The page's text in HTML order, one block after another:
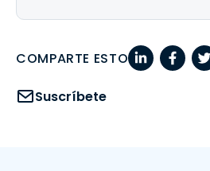
COMPARTE ESTO
Suscríbete